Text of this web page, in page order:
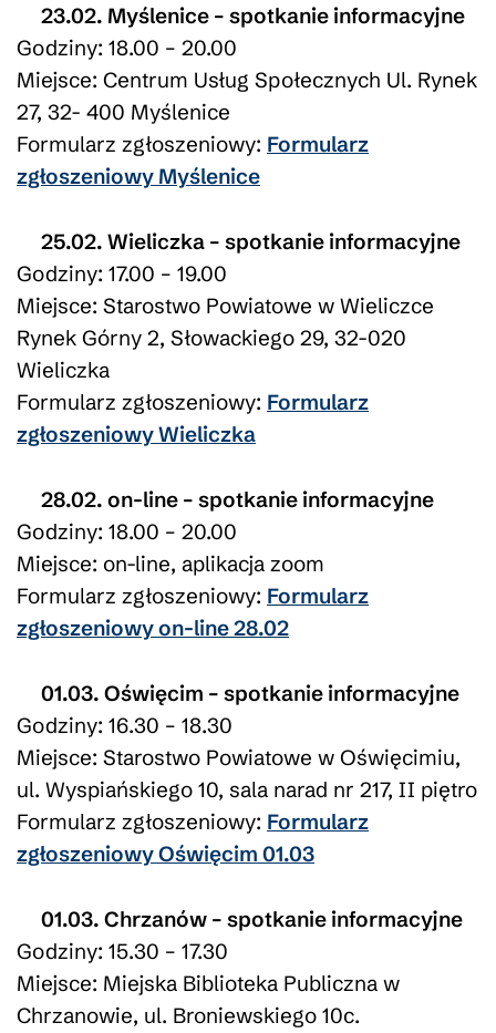
23.02. Myślenice – spotkanie informacyjne
Godziny: 18.00 – 20.00
Miejsce: Centrum Usług Społecznych Ul. Rynek
27, 32- 400 Myślenice
Formularz zgłoszeniowy: Formularz
zgłoszeniowy Myślenice
25.02. Wieliczka – spotkanie informacyjne
Godziny: 17.00 – 19.00
Miejsce: Starostwo Powiatowe w Wieliczce
Rynek Górny 2, Słowackiego 29, 32-020
Wieliczka
Formularz zgłoszeniowy: Formularz
zgłoszeniowy Wieliczka
28.02. on-line – spotkanie informacyjne
Godziny: 18.00 – 20.00
Miejsce: on-line, aplikacja zoom
Formularz zgłoszeniowy: Formularz
zgłoszeniowy on-line 28.02
01.03. Oświęcim – spotkanie informacyjne
Godziny: 16.30 – 18.30
Miejsce: Starostwo Powiatowe w Oświęcimiu,
ul. Wyspiańskiego 10, sala narad nr 217, II piętro
Formularz zgłoszeniowy: Formularz
zgłoszeniowy Oświęcim 01.03
01.03. Chrzanów – spotkanie informacyjne
Godziny: 15.30 – 17.30
Miejsce: Miejska Biblioteka Publiczna w
Chrzanowie, ul. Broniewskiego 10c.